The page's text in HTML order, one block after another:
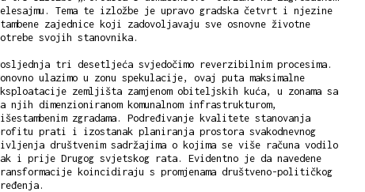
Tema te izložbe je upravo gradska četvrt i njezine
zajednice koji zadovoljavaju sve osnovne životne
svojih stanovnika.
tri desetljeća svjedočimo reverzibilnim procesima.
ulazimo u zonu spekulacije, ovaj puta maksimalne
zemljišta zamjenom obiteljskih kuća, u zonama sa
njih dimenzioniranom komunalnom infrastrukturom,
zgradama. Podređivanje kvalitete stanovanja
prati i izostanak planiranja prostora svakodnevnog
društvenim sadržajima o kojima se više računa vodilo
i prije Drugog svjetskog rata. Evidentno je da navedene
koincidiraju s promjenama društveno-političkog